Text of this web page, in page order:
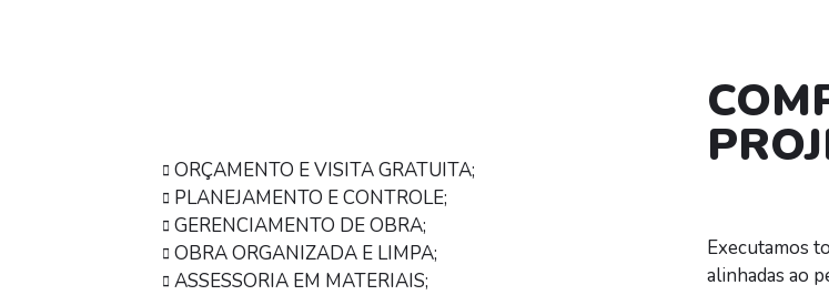
ORÇAMENTO E VISITA GRATUITA;
PLANEJAMENTO E CONTROLE;
GERENCIAMENTO DE OBRA;
OBRA ORGANIZADA E LIMPA;
ASSESSORIA EM MATERIAIS;
Executamos
alinhadas ao